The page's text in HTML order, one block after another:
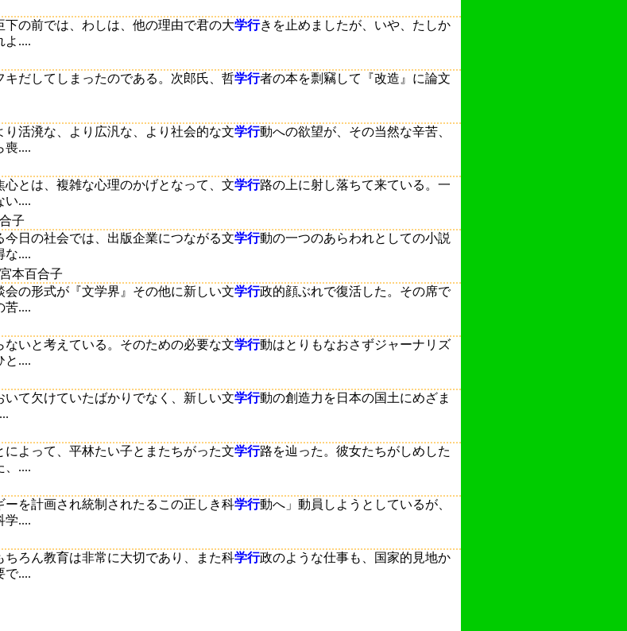
の前では、わしは、他の理由で君の大学行きを止めましたが、いや、たしか
よ....
だしてしまったのである。次郎氏、哲学行者の本を剽竊して『改造』に論文
活溌な、より広汎な、より社会的な文学行動への欲望が、その当然な辛苦、
喪....
とは、複雑な心理のかげとなって、文学行路の上に射し落ちて来ている。一
い....
子
日の社会では、出版企業につながる文学行動の一つのあらわれとしての小説
な....
本百合子
の形式が『文学界』その他に新しい文学行政的顔ぶれで復活した。その席で
苦....
いと考えている。そのための必要な文学行動はとりもなおさずジャーナリズ
と....
て欠けていたばかりでなく、新しい文学行動の創造力を日本の国土にめざま
よって、平林たい子とまたちがった文学行路を辿った。彼女たちがしめした
、....
を計画され統制されたるこの正しき科学行動へ」動員しようとしているが、
学....
ろん教育は非常に大切であり、また科学行政のような仕事も、国家的見地か
で....